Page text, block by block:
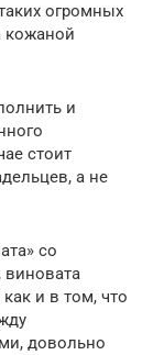
огромных
кожаной
и
стоит
а не
со
виновата
и в том, что
довольно